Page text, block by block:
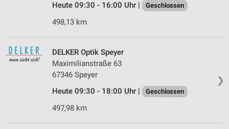
Heute 09:30 - 16:00 Uhr |
Geschlossen
498,13 km
❯
DELKER Optik Speyer
Maximilianstraße 63
67346 Speyer
Heute 09:30 - 18:00 Uhr |
Geschlossen
497,98 km